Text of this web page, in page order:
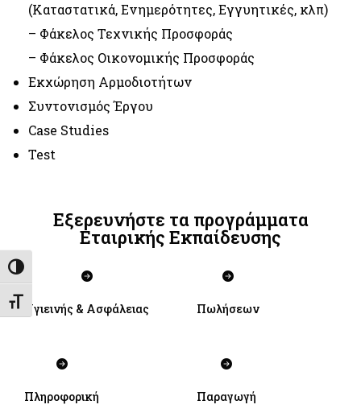
Εναλλαγή Υψηλής Αντίθεσης
Εναλλαγή Μεγέθους Γραμμάτων
(Καταστατικά, Ενημερότητες, Εγγυητικές, κλπ)
– Φάκελος Τεχνικής Προσφοράς
– Φάκελος Οικονομικής Προσφοράς
Εκχώρηση Αρμοδιοτήτων
Συντονισμός Έργου
Case Studies
Test
Εξερευνήστε τα προγράμματα
Εταιρικής Εκπαίδευσης
Υγιεινής & Ασφάλειας Πωλήσεων
Πληροφορική Παραγωγή